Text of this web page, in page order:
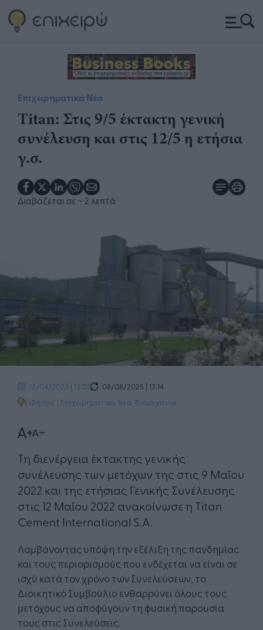
Επιχειρηματικά Νέα
Titan: Στις 9/5 έκτακτη γενική
συνέλευση και στις 12/5 η ετήσια
γ.σ.
Διαβάζεται σε ~ 2 λεπτά
12/04/2022 | 13:07
08/08/2025 | 13:14
Ειδήσεις | Επιχειρηματικά Νέα Βιομηχανία
Τη διενέργεια έκτακτης γενικής
συνέλευσης των μετόχων της στις 9 Μαΐου
2022 και της ετήσιας Γενικής Συνέλευσης
στις 12 Μαΐου 2022 ανακοίνωσε η Titan
Cement International S.A.
Λαμβάνοντας υπόψη την εξέλιξη της πανδημίας
και τους περιορισμούς που ενδέχεται να είναι σε
ισχύ κατά τον χρόνο των Συνελεύσεων, το
Διοικητικό Συμβούλιο ενθαρρύνει όλους τους
μετόχους να αποφύγουν τη φυσική παρουσία
τους στις Συνελεύσεις.